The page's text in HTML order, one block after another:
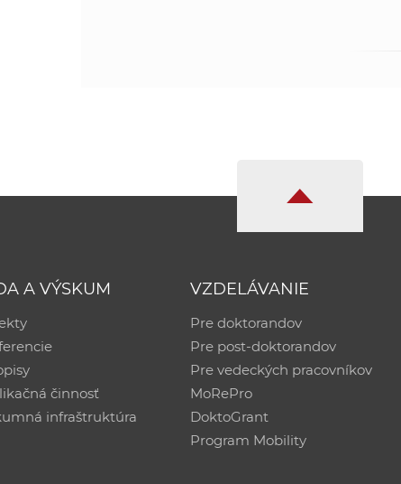
A VÝSKUM
činnosť
infraštruktúra
VZDELÁVANIE
Pre doktorandov
Pre post-doktorandov
Pre vedeckých pracovníkov
MoRePro
DoktoGrant
Program Mobility